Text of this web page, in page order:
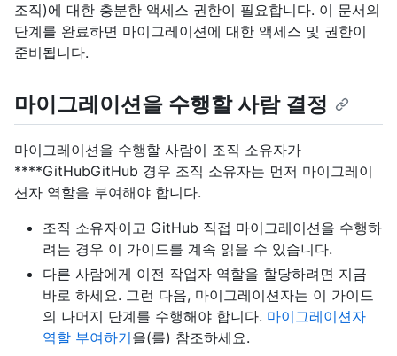
조직)에 대한 충분한 액세스 권한이 필요합니다. 이 문서의
단계를 완료하면 마이그레이션에 대한 액세스 및 권한이
준비됩니다.
마이그레이션을 수행할 사람 결정
마이그레이션을 수행할 사람이 조직 소유자가
****GitHubGitHub 경우 조직 소유자는 먼저 마이그레이
션자 역할을 부여해야 합니다.
조직 소유자이고 GitHub 직접 마이그레이션을 수행하
려는 경우 이 가이드를 계속 읽을 수 있습니다.
다른 사람에게 이전 작업자 역할을 할당하려면 지금
바로 하세요. 그런 다음, 마이그레이션자는 이 가이드
의 나머지 단계를 수행해야 합니다. 마이그레이션자
역할 부여하기을(를) 참조하세요.